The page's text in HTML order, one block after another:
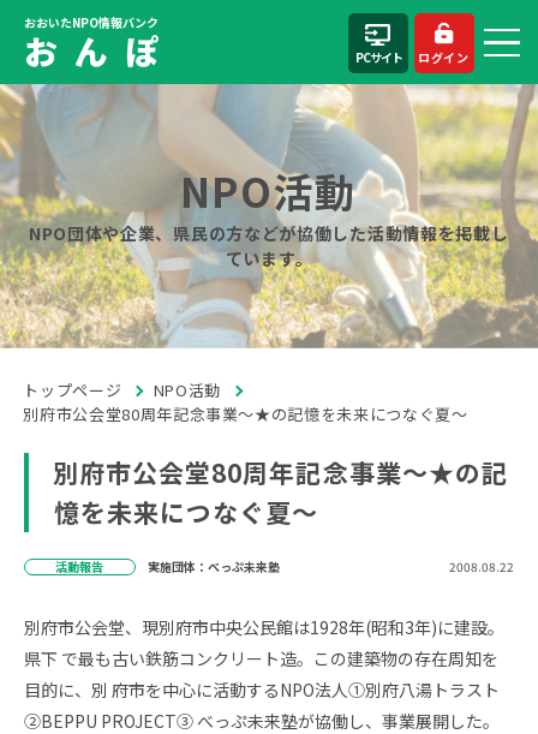
おおいたNPO情報バンク
お ん ぽ PCサイト ログイン
NPO活動
NPO団体や企業、県民の方などが協働した活動情報を掲載し
ています。
トップページ
NPO活動
別府市公会堂80周年記念事業～★の記憶を未来につなぐ夏～
別府市公会堂80周年記念事業～★の記
憶を未来につなぐ夏～
活動報告 実施団体：べっぷ未来塾 2008.08.22
別府市公会堂、現別府市中央公民館は1928年(昭和3年)に建設。
県下 で最も古い鉄筋コンクリート造。この建築物の存在周知を
目的に、別 府市を中心に活動するNPO法人①別府八湯トラスト
②BEPPU PROJECT③ べっぷ未来塾が協働し、事業展開した。